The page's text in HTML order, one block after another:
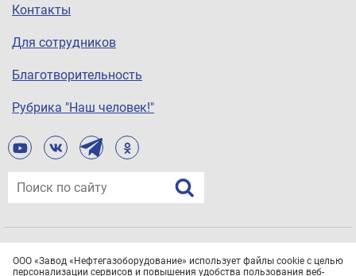
Контакты
Для сотрудников
Благотворительность
Рубрика "Наш человек!"
Все права защищены.Политика конфиденциальности
ООО «Завод «Нефтегазоборудование» использует файлы cookie с целью
персонализации сервисов и повышения удобства пользования веб-